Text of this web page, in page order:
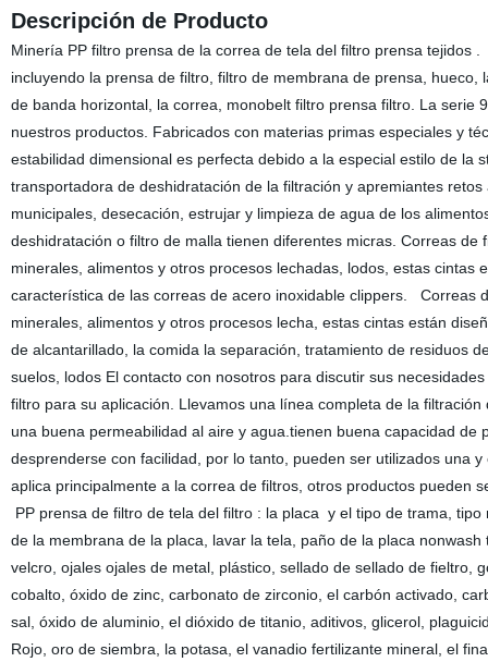
Descripción de Producto
Minería PP filtro prensa de la correa de tela del filtro prensa
incluyendo la prensa de filtro, filtro de membrana de prensa,
de banda horizontal, la correa, monobelt filtro prensa filtro. La
nuestros productos. Fabricados con materias primas especiales y
estabilidad dimensional es perfecta debido a la especial estilo de la
transportadora de deshidratación de la filtración y apremiantes
municipales, desecación, estrujar y limpieza de agua de los
deshidratación o filtro de malla tienen diferentes micras. Correas
minerales, alimentos y otros procesos lechadas, lodos, estas
característica de las correas de acero inoxidable clippers. Correas
minerales, alimentos y otros procesos lecha, estas cintas están
de alcantarillado, la comida la separación, tratamiento de residuos
suelos, lodos El contacto con nosotros para discutir sus
filtro para su aplicación. Llevamos una línea completa de la
una buena permeabilidad al aire y agua.tienen buena capacidad
desprenderse con facilidad, por lo tanto, pueden ser utilizados una
aplica principalmente a la correa de filtros, otros productos
PP prensa de filtro de tela del filtro : la placa y el tipo de trama,
de la membrana de la placa, lavar la tela, paño de la placa
velcro, ojales ojales de metal, plástico, sellado de sellado de
cobalto, óxido de zinc, carbonato de zirconio, el carbón activado,
sal, óxido de aluminio, el dióxido de titanio, aditivos, glicerol,
Rojo, oro de siembra, la potasa, el vanadio fertilizante mineral, el